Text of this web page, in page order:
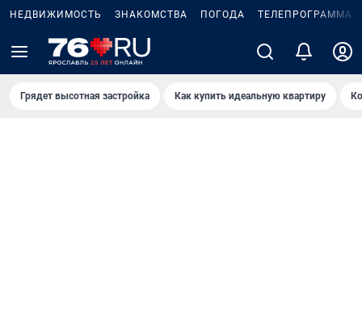
НЕДВИЖИМОСТЬ ЗНАКОМСТВА ПОГОДА ТЕЛЕПРОГРАММА
Грядет высотная застройка Как купить идеальную квартиру